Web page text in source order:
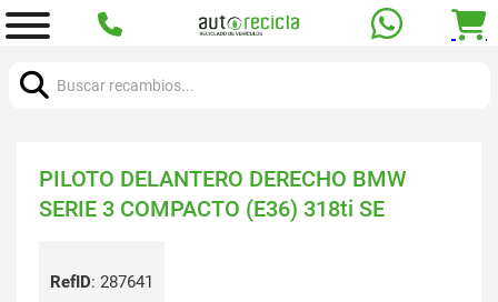
PILOTO DELANTERO DERECHO BMW
SERIE 3 COMPACTO (E36) 318ti SE
RefID: 287641